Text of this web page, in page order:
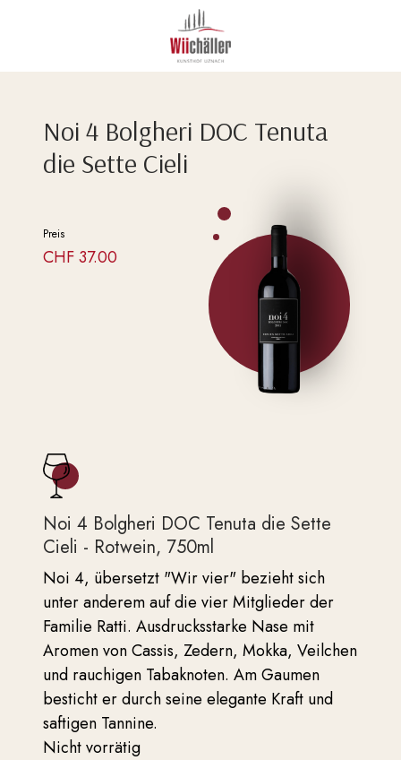
Noi 4 Bolgheri DOC Tenuta
die Sette Cieli
Preis
CHF37.00
Noi 4 Bolgheri DOC Tenuta die Sette
Cieli - Rotwein, 750ml
Noi 4, übersetzt "Wir vier" bezieht sich
unter anderem auf die vier Mitglieder der
Familie Ratti. Ausdrucksstarke Nase mit
Aromen von Cassis, Zedern, Mokka, Veilchen
und rauchigen Tabaknoten. Am Gaumen
besticht er durch seine elegante Kraft und
saftigen Tannine.
Nicht vorrätig